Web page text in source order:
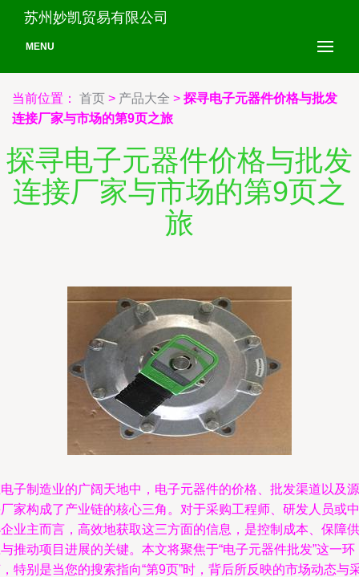
苏州妙凯贸易有限公司
MENU
当前位置： 首页 > 产品大全 > 探寻电子元器件价格与批发
连接厂家与市场的第9页之旅
探寻电子元器件价格与批发
连接厂家与市场的第9页之
旅
子制造业的广阔天地中，电子元器件的价格、批发渠道以及源
家构成了产业链的核心三角。对于采购工程师、研发人员或中
业主而言，高效地获取这三方面的信息，是控制成本、保障供
推动项目进展的关键。本文将聚焦于“电子元器件批发”这一环
特别是当您的搜索指向“第9页”时，背后所反映的市场动态与